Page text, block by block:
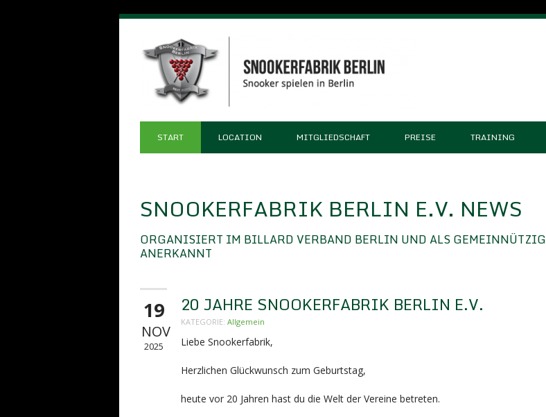
START LOCATION MITGLIEDSCHAFT PREISE TRAINING
SNOOKERFABRIK BERLIN E.V. NEWS
ORGANISIERT IM BILLARD VERBAND BERLIN UND ALS GEMEINNÜTZIG
ANERKANNT
19
NOV
2025
20 JAHRE SNOOKERFABRIK BERLIN E.V.
KATEGORIE: Allgemein
Liebe Snookerfabrik,
Herzlichen Glückwunsch zum Geburtstag,
heute vor 20 Jahren hast du die Welt der Vereine betreten.